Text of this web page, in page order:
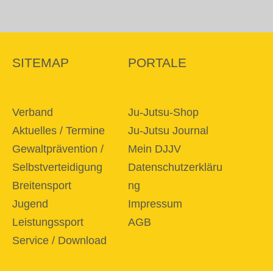
SITEMAP
Verband
Aktuelles / Termine
Gewaltprävention /
Selbstverteidigung
Breitensport
Jugend
Leistungssport
Service / Download
PORTALE
Ju-Jutsu-Shop
Ju-Jutsu Journal
Mein DJJV
Datenschutzerkläru
ng
Impressum
AGB